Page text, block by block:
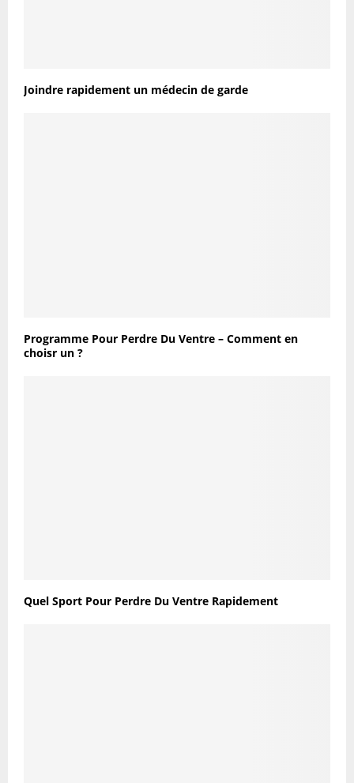
Joindre rapidement un médecin de garde
Programme Pour Perdre Du Ventre – Comment en
choisr un ?
Quel Sport Pour Perdre Du Ventre Rapidement